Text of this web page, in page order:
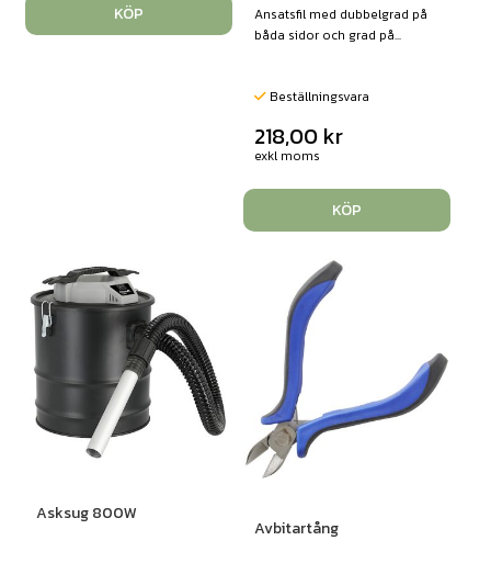
KÖP
Ansatsfil med dubbelgrad på
båda sidor och grad på...
Beställningsvara
218,00 kr
exkl moms
KÖP
Asksug 800W
Avbitartång